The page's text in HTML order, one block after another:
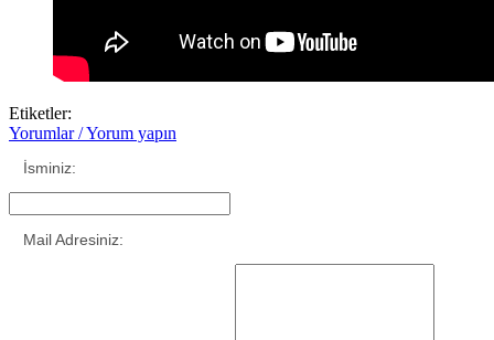
Etiketler:
Yorumlar / Yorum yapın
İsminiz:
Mail Adresiniz: